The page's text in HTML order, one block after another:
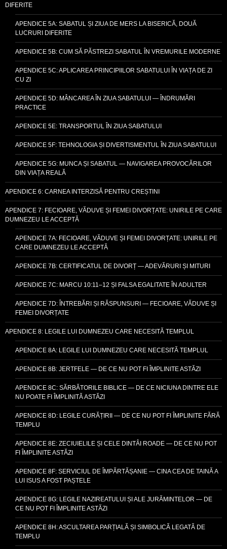
DIFERITE
APENDICE 5A: SABATUL ȘI ZIUA DE MERS LA BISERICĂ, DOUĂ
LUCRURI DIFERITE
APENDICE 5B: CUM SĂ PĂSTREZI SABATUL ÎN VREMURILE MODERNE
APENDICE 5C: APLICAREA PRINCIPIILOR SABATULUI ÎN VIAȚA DE ZI
CU ZI
APENDICE 5D: MÂNCAREA ÎN ZIUA SABATULUI — ÎNDRUMĂRI
PRACTICE
APENDICE 5E: TRANSPORTUL ÎN ZIUA SABATULUI
APENDICE 5F: TEHNOLOGIA ȘI DIVERTISMENTUL ÎN ZIUA SABATULUI
APENDICE 5G: MUNCA ȘI SABATUL — NAVIGAREA PROVOCĂRILOR
DIN VIAȚA REALĂ
APENDICE 6: CARNEA INTERZISĂ PENTRU CREȘTINI
APENDICE 7: FECIOARE, VĂDUVE ȘI FEMEI DIVORȚATE: UNIRILE PE CARE
DUMNEZEU LE ACCEPTĂ
APENDICE 7A: FECIOARE, VĂDUVE ȘI FEMEI DIVORȚATE: UNIRILE PE
CARE DUMNEZEU LE ACCEPTĂ
APENDICE 7B: CERTIFICATUL DE DIVORȚ — ADEVĂRURI ȘI MITURI
APENDICE 7C: MARCU 10:11–12 ȘI FALSA EGALITATE ÎN ADULTER
APENDICE 7D: ÎNTREBĂRI ȘI RĂSPUNSURI — FECIOARE, VĂDUVE ȘI
FEMEI DIVORȚATE
APENDICE 8: LEGILE LUI DUMNEZEU CARE NECESITĂ TEMPLUL
APENDICE 8A: LEGILE LUI DUMNEZEU CARE NECESITĂ TEMPLUL
APENDICE 8B: JERTFELE — DE CE NU POT FI ÎMPLINITE ASTĂZI
APENDICE 8C: SĂRBĂTORILE BIBLICE — DE CE NICIUNA DINTRE ELE
NU POATE FI ÎMPLINITĂ ASTĂZI
APENDICE 8D: LEGILE CURĂȚIRII — DE CE NU POT FI ÎMPLINITE FĂRĂ
TEMPLU
APENDICE 8E: ZECIUIELILE ȘI CELE DINTÂI ROADE — DE CE NU POT
FI ÎMPLINITE ASTĂZI
APENDICE 8F: SERVICIUL DE ÎMPĂRTĂȘANIE — CINA CEA DE TAINĂ A
LUI ISUS A FOST PAȘTELE
APENDICE 8G: LEGILE NAZIREATULUI ȘI ALE JURĂMINTELOR — DE
CE NU POT FI ÎMPLINITE ASTĂZI
APENDICE 8H: ASCULTAREA PARȚIALĂ ȘI SIMBOLICĂ LEGATĂ DE
TEMPLU